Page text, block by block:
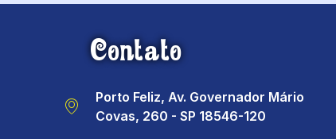
Contato
Porto Feliz, Av. Governador Mário
Covas, 260 - SP 18546-120